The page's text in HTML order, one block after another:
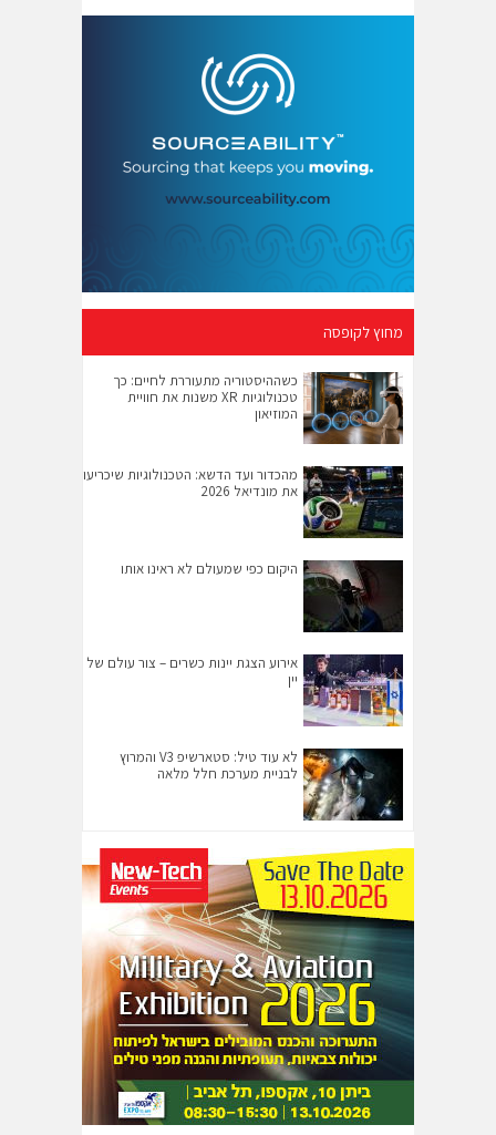
מחוץ לקופסה
כשההיסטוריה מתעוררת לחיים: כך
טכנולוגיות XR משנות את חוויית
המוזיאון
מהכדור ועד הדשא: הטכנולוגיות שיכריעו
את מונדיאל 2026
היקום כפי שמעולם לא ראינו אותו
אירוע הצגת יינות כשרים – צור עולם של
יין
לא עוד טיל: סטארשיפ V3 והמרוץ
לבניית מערכת חלל מלאה